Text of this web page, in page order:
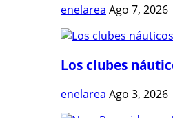
enelarea Ago 7, 2026
Los clubes
enelarea Ago 3, 2026